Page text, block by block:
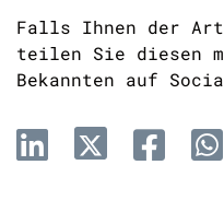
Falls Ihnen der
teilen Sie diesen
Bekannten auf